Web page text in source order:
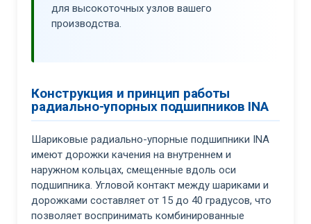
для высокоточных узлов вашего
производства.
Конструкция и принцип работы
радиально-упорных подшипников INA
Шариковые радиально-упорные подшипники INA
имеют дорожки качения на внутреннем и
наружном кольцах, смещенные вдоль оси
подшипника. Угловой контакт между шариками и
дорожками составляет от 15 до 40 градусов, что
позволяет воспринимать комбинированные